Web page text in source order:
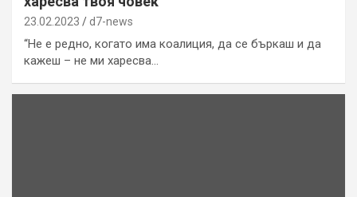
23.02.2023 d7-news
“Не е редно, когато има коалиция, да се бъркаш и да
кажеш – не ми харесва…